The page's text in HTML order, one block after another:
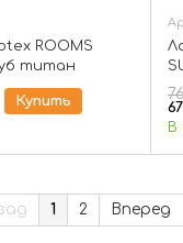
ROOMS
титан
Купить
В
1 2 Вперед